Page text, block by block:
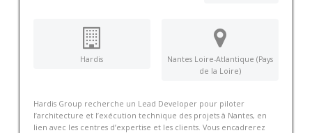
Hardis
Nantes Loire-Atlantique (Pays
de la Loire)
Hardis Group recherche un Lead Developer pour piloter
l’architecture et l’exécution technique des projets à Nantes, en
lien avec les centres d’expertise et les clients. Vous encadrerez